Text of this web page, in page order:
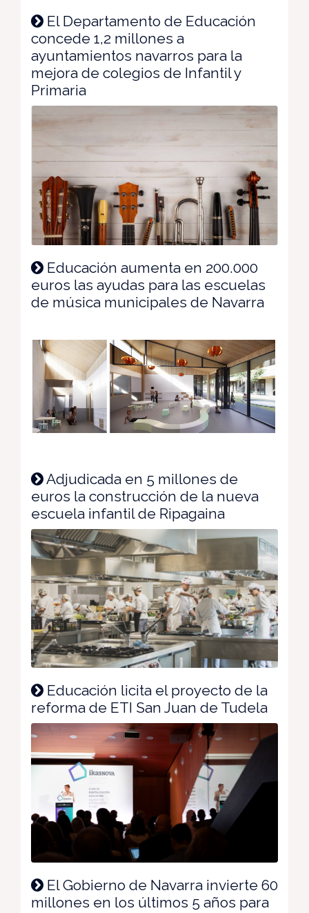
El Departamento de Educación
concede 1,2 millones a
ayuntamientos navarros para la
mejora de colegios de Infantil y
Primaria
Educación aumenta en 200.000
euros las ayudas para las escuelas
de música municipales de Navarra
Adjudicada en 5 millones de
euros la construcción de la nueva
escuela infantil de Ripagaina
Educación licita el proyecto de la
reforma de ETI San Juan de Tudela
El Gobierno de Navarra invierte 60
millones en los últimos 5 años para